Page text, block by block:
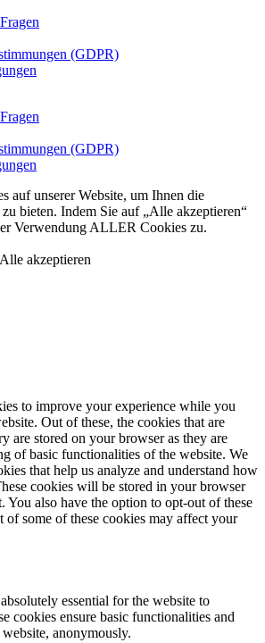
(GDPR)
(GDPR)
auf unserer Website, um Ihnen die
bieten. Indem Sie auf „Alle akzeptieren“
Verwendung ALLER Cookies zu.
Alle akzeptieren
to improve your experience while you
Out of these, the cookies that are
are stored on your browser as they are
of basic functionalities of the website. We
that help us analyze and understand how
cookies will be stored in your browser
You also have the option to opt-out of these
some of these cookies may affect your
essential for the website to
cookies ensure basic functionalities and
anonymously.